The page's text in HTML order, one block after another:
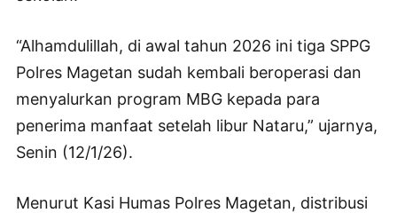
“Alhamdulillah, di awal tahun 2026 ini tiga SPPG
Polres Magetan sudah kembali beroperasi dan
menyalurkan program MBG kepada para
penerima manfaat setelah libur Nataru,” ujarnya,
Senin (12/1/26).
Menurut Kasi Humas Polres Magetan, distribusi